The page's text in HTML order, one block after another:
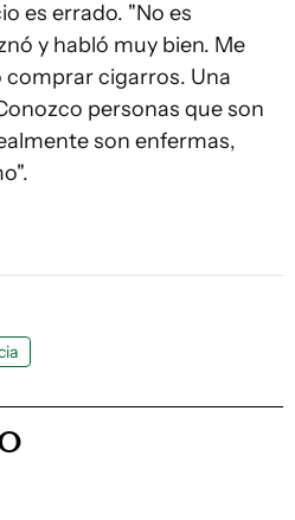
es errado. "No es
y habló muy bien. Me
comprar cigarros. Una
personas que son
son enfermas,